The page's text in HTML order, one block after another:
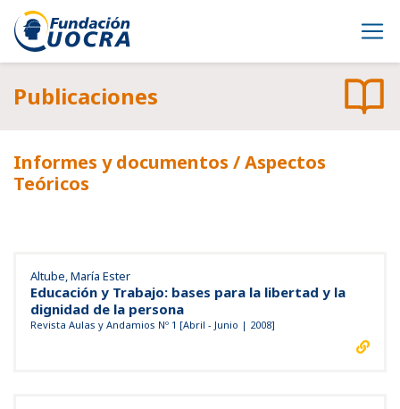
Publicaciones
Informes y documentos / Aspectos
Teóricos
Altube, María Ester
Educación y Trabajo: bases para la libertad y la
dignidad de la persona
Revista Aulas y Andamios Nº 1 [Abril - Junio | 2008]